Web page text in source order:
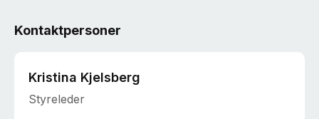
Kontaktpersoner
Kristina Kjelsberg
Styreleder